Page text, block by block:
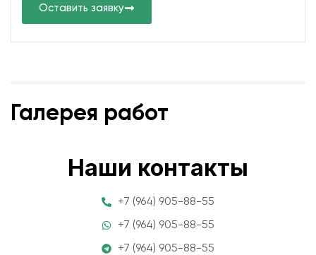
Оставить заявку
Галерея работ
Наши контакты
+7 (964) 905-88-55
+7 (964) 905-88-55
+7 (964) 905-88-55